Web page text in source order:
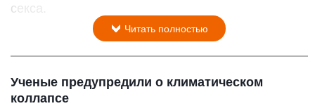
секса.
Читать полностью
Ученые предупредили о климатическом
коллапсе